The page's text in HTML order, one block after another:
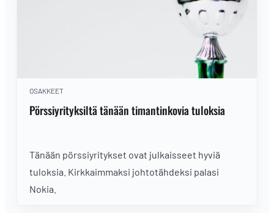
OSAKKEET
Pörssiyrityksiltä tänään timantinkovia tuloksia
Tänään pörssiyritykset ovat julkaisseet hyviä
tuloksia. Kirkkaimmaksi johtotähdeksi palasi
Nokia.